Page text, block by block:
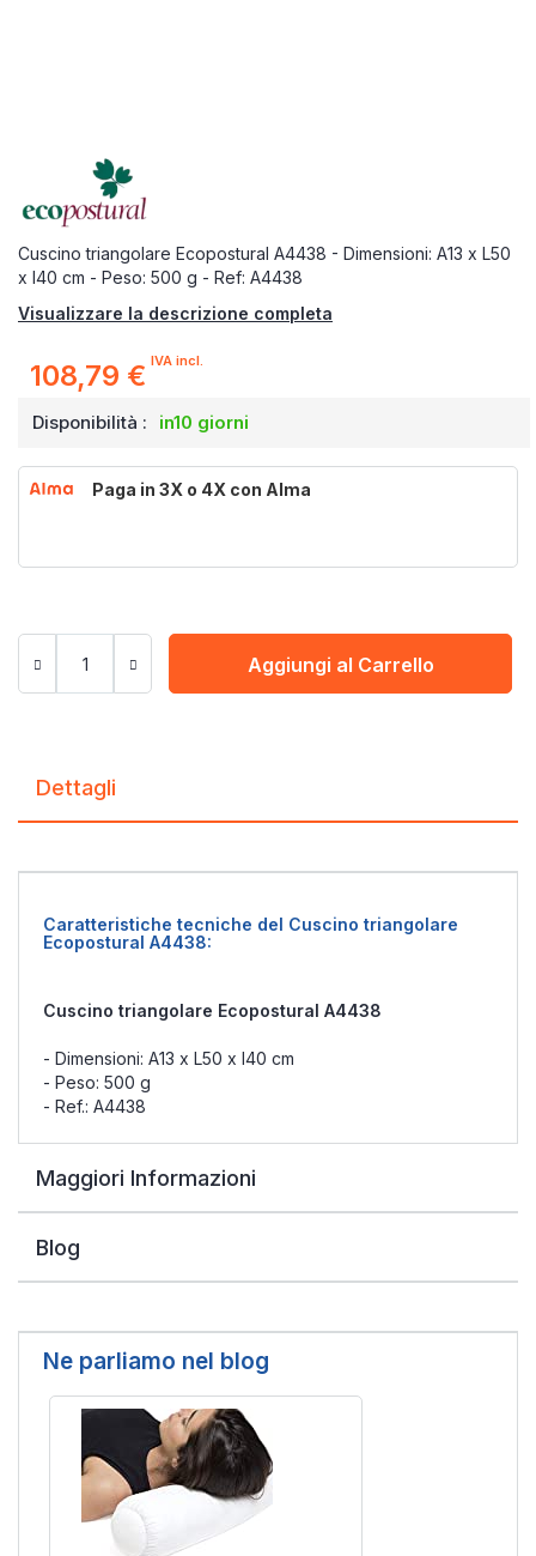
Cuscino triangolare Ecopostural A4438 - Dimensioni: A13 x L50
x l40 cm - Peso: 500 g - Ref: A4438
Visualizzare la descrizione completa
108,79 € IVA incl.
Disponibilità : in10 giorni
Paga in 3X o 4X con Alma
Aggiungi al Carrello
Dettagli
Caratteristiche tecniche del Cuscino triangolare
Ecopostural A4438:
Cuscino triangolare Ecopostural A4438
- Dimensioni: A13 x L50 x l40 cm
- Peso: 500 g
- Ref.: A4438
Maggiori Informazioni
Blog
Ne parliamo nel blog